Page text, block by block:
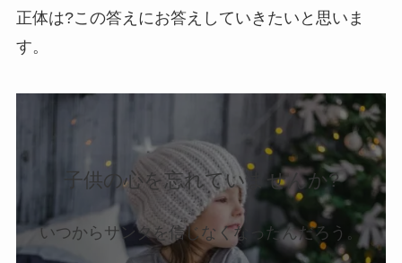
正体は?この答えにお答えしていきたいと思いま
す。
子供の心を忘れていませんか?
いつからサンタを信じなくなったんだろう。